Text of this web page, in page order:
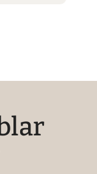
er
de
migrac